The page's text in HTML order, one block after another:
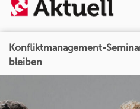
Konfliktmanagement-
bleiben